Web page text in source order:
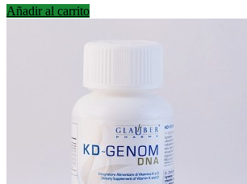
Añadir al carrito